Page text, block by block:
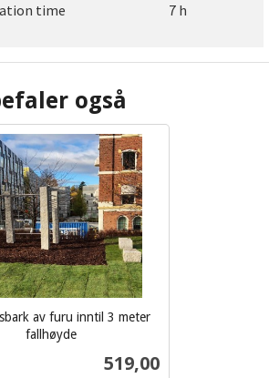
time 7 h
også
av furu inntil 3 meter
fallhøyde
Pris
519,00